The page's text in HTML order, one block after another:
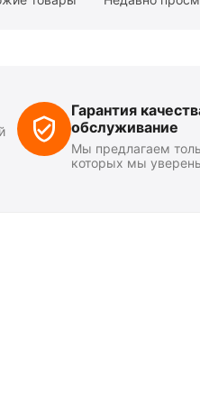
Гарантия
обслуживание
Мы предлагаем
которых мы